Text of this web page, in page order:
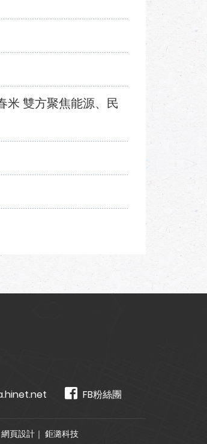
米 雙方聚焦能源、民
FB粉絲團
網頁設計｜ 鉅潞科技